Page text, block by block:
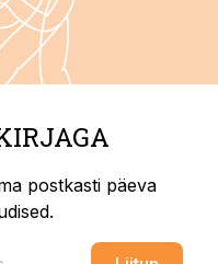
postkasti päeva